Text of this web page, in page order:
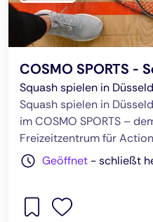
COSMO SPORTS -
Squash spielen in
Squash spielen in
im COSMO SPORTS –
Freizeitzentrum für
Geöffnet -schließt